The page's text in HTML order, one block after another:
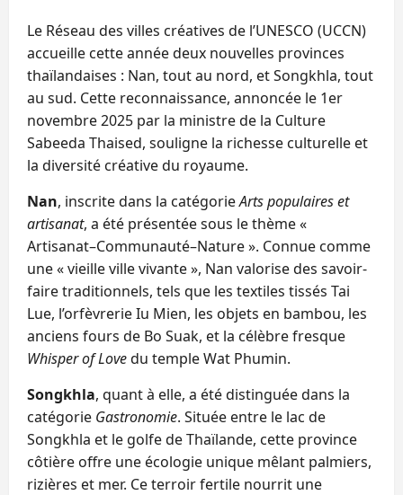
Le Réseau des villes créatives de l’UNESCO (UCCN)
accueille cette année deux nouvelles provinces
thaïlandaises : Nan, tout au nord, et Songkhla, tout
au sud. Cette reconnaissance, annoncée le 1er
novembre 2025 par la ministre de la Culture
Sabeeda Thaised, souligne la richesse culturelle et
la diversité créative du royaume.
Nan, inscrite dans la catégorieArts populaires et
artisanat, a été présentée sous le thème «
Artisanat–Communauté–Nature ». Connue comme
une « vieille ville vivante », Nan valorise des savoir-
faire traditionnels, tels que les textiles tissés Tai
Lue, l’orfèvrerie Iu Mien, les objets en bambou, les
anciens fours de Bo Suak, et la célèbre fresque
Whisper of Lovedu temple Wat Phumin.
Songkhla, quant à elle, a été distinguée dans la
catégorie Gastronomie. Située entre le lac de
Songkhla et le golfe de Thaïlande, cette province
côtière offre une écologie unique mêlant palmiers,
rizières et mer. Ce terroir fertile nourrit une